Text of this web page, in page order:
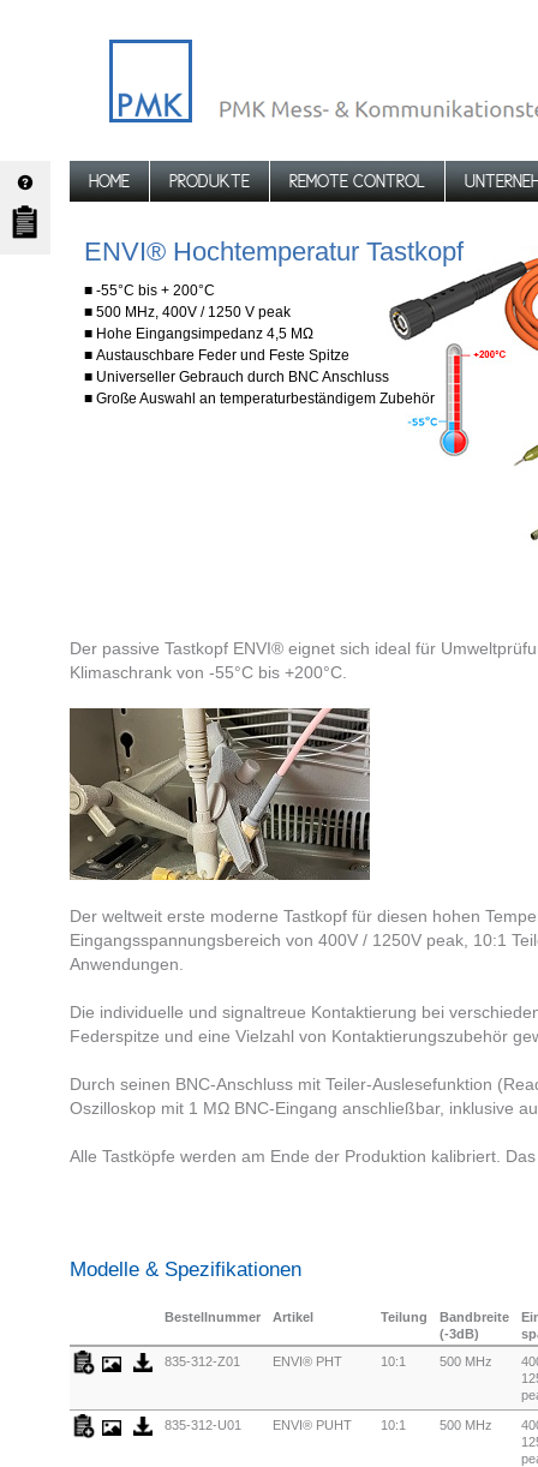
HOME PRODUKTE REMOTE CONTROL
ENVI® Hochtemperatur Tastkopf
■ -55°C bis + 200°C
■ 500 MHz, 400V / 1250 V peak
■ Hohe Eingangsimpedanz 4,5 MΩ
■ Austauschbare Feder und Feste Spitze
■ Universeller Gebrauch durch BNC Anschluss
■ Große Auswahl an temperaturbeständigem Zubehör
Der passive Tastkopf ENVI® eignet sich ideal für
Klimaschrank von -55°C bis +200°C.
Der weltweit erste moderne Tastkopf für diesen hohen
Eingangsspannungsbereich von 400V / 1250V peak, 10:1
Anwendungen.
Die individuelle und signaltreue Kontaktierung bei
Federspitze und eine Vielzahl von Kontaktierungszubehör
Durch seinen BNC-Anschluss mit Teiler-Auslesefunktion
Oszilloskop mit 1 MΩ BNC-Eingang anschließbar, inklusive
Alle Tastköpfe werden am Ende der Produktion kalibriert.
Modelle & Spezifikationen
Bestellnummer Artikel Teilung
Bandbreite
(-3dB)
835-312-Z01
ENVI® PHT 10:1 500 MHz
835-312-U01 ENVI® PUHT 10:1 500 MHz